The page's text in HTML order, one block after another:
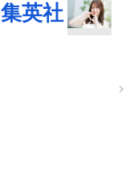
英社